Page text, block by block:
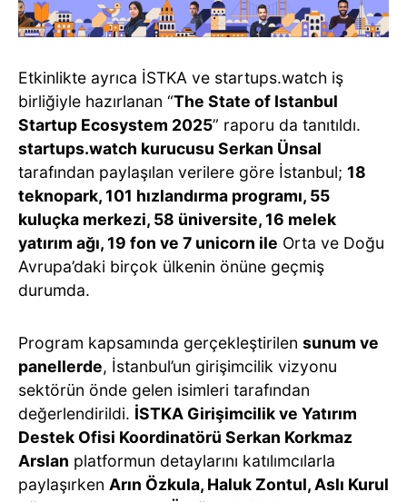
Etkinlikte ayrıca İSTKA ve startups.watch iş
birliğiyle hazırlanan “The State of Istanbul
Startup Ecosystem 2025” raporu da tanıtıldı.
startups.watch kurucusu Serkan Ünsal
tarafından paylaşılan verilere göre İstanbul; 18
teknopark, 101 hızlandırma programı, 55
kuluçka merkezi, 58 üniversite, 16 melek
yatırım ağı, 19 fon ve 7 unicorn ile Orta ve Doğu
Avrupa’daki birçok ülkenin önüne geçmiş
durumda.
Program kapsamında gerçekleştirilen sunum ve
panellerde, İstanbul’un girişimcilik vizyonu
sektörün önde gelen isimleri tarafından
değerlendirildi. İSTKA Girişimcilik ve Yatırım
Destek Ofisi Koordinatörü Serkan Korkmaz
Arslan platformun detaylarını katılımcılarla
paylaşırken Arın Özkula, Haluk Zontul, Aslı Kurul